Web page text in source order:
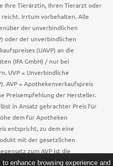
Ihre Tierärztin, Ihren Tierarzt oder
Irrtum vorbehalten. Alle
der unverbindlichen
oder der unverbindlichen
(UAVP) an die
(IFA GmbH) / nur bei
UVP = Unverbindliche
AVP = Apothekenverkaufspreis
Preisempfehlung der Hersteller.
in Ansatz gebrachter Preis für
dem für Apotheken
entspricht, zu dem eine
mit der gesetzlichen
zum AVP ist die
Hersteller.
enhance browsing experience and